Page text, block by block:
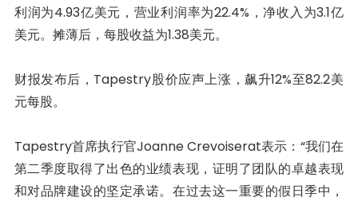
利润为4.93亿美元，营业利润率为22.4%，净收入为3.1亿
美元。摊薄后，每股收益为1.38美元。
财报发布后，Tapestry股价应声上涨，飙升12%至82.2美
元每股。
Tapestry首席执行官Joanne Crevoiserat表示：“我们在
第二季度取得了出色的业绩表现，证明了团队的卓越表现
和对品牌建设的坚定承诺。在过去这一重要的假日季中，